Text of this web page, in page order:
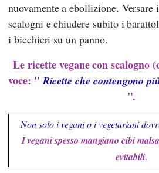
nuovamente a ebollizione.
scalogni e chiudere subito i
i bicchieri su un panno.
Le ricette vegane con scalogno
voce: "Ricette che contengono
".
Non solo i vegani o i vegetariani
I vegani spesso mangiano cibi
evitabili.